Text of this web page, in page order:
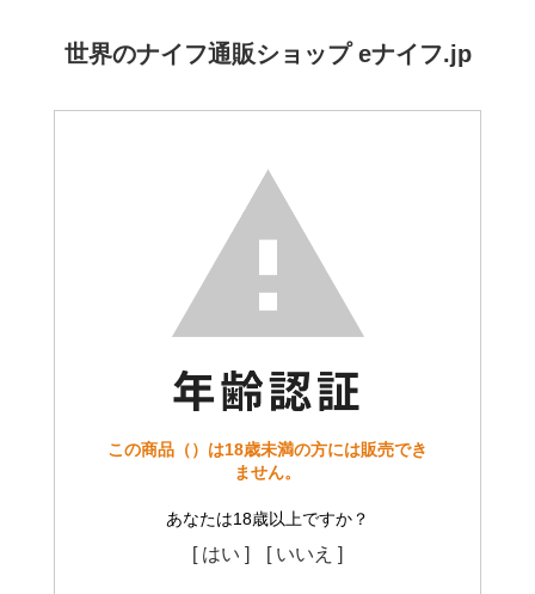
世界のナイフ通販ショップ eナイフ.jp
この商品（）は18歳未満の方には販売でき
ません。
あなたは18歳以上ですか？
[ はい ] [ いいえ ]